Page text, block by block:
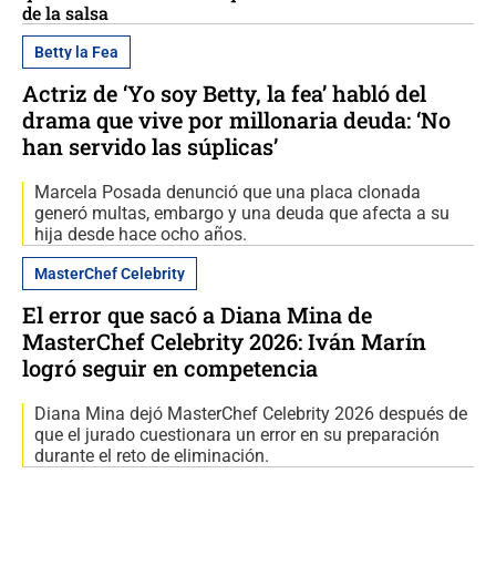
de la salsa
Betty la Fea
Actriz de ‘Yo soy Betty, la fea’ habló del
drama que vive por millonaria deuda: ‘No
han servido las súplicas’
Marcela Posada denunció que una placa clonada
generó multas, embargo y una deuda que afecta a su
hija desde hace ocho años.
MasterChef Celebrity
El error que sacó a Diana Mina de
MasterChef Celebrity 2026: Iván Marín
logró seguir en competencia
Diana Mina dejó MasterChef Celebrity 2026 después de
que el jurado cuestionara un error en su preparación
durante el reto de eliminación.